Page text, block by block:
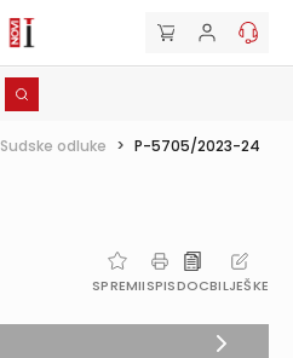
Sudske odluke > P-5705/2023-24
SPREMIISPISDOCBILJEŠKE